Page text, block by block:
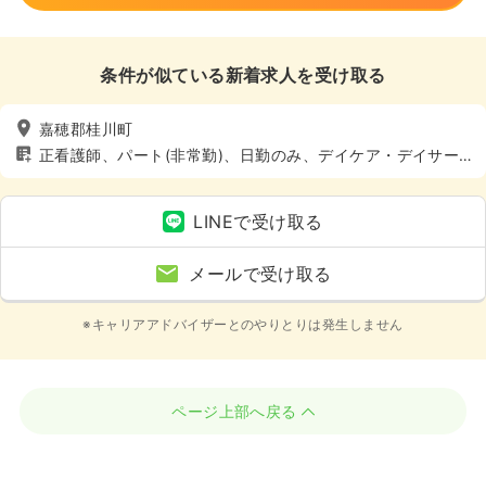
条件が似ている新着求人を受け取る
嘉穂郡桂川町
正看護師、パート(非常勤)、日勤のみ、デイケア・デイサー
ビス、介護・福祉系
LINEで受け取る
メールで受け取る
※キャリアアドバイザーとのやりとりは発生しません
ページ上部へ戻る